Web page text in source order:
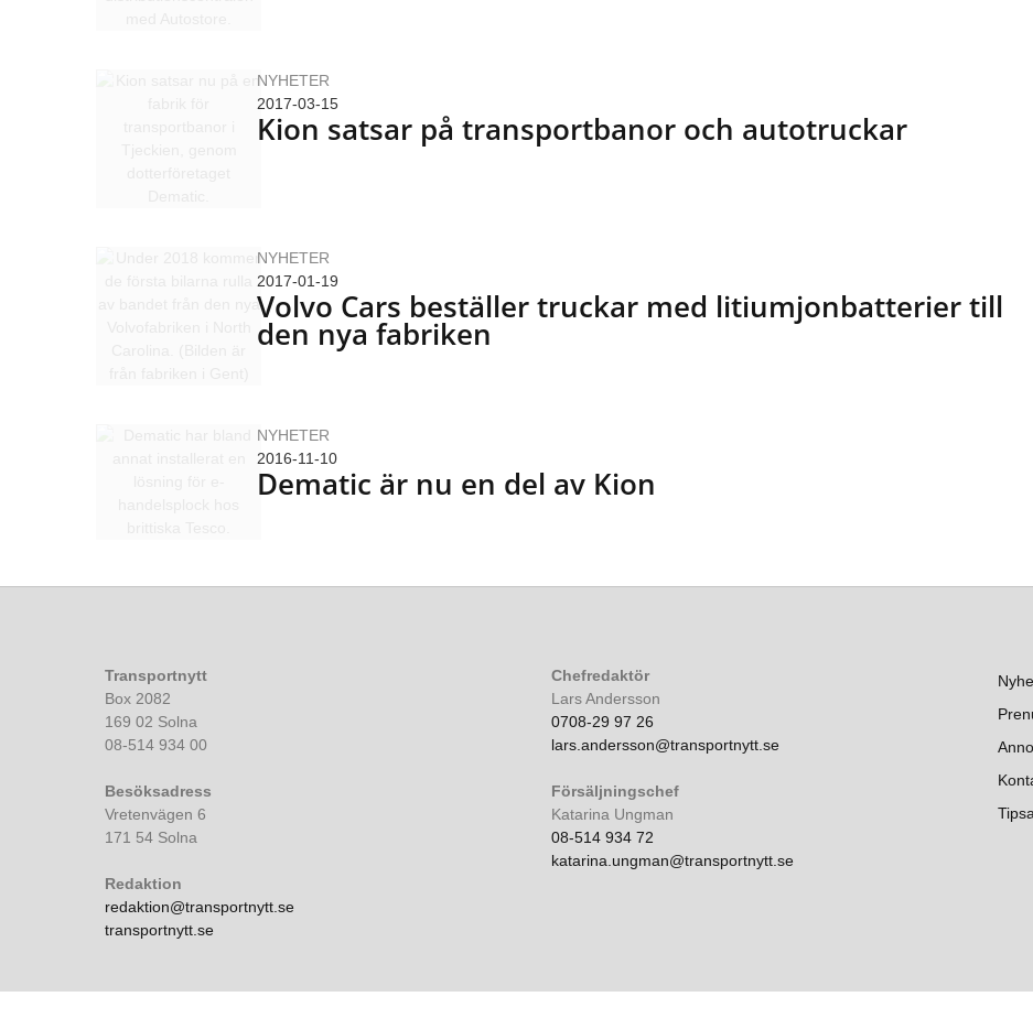
NYHETER
2017-03-15
Kion satsar på transportbanor och autotruckar
NYHETER
2017-01-19
Volvo Cars beställer truckar med litiumjonbatterier till
den nya fabriken
NYHETER
2016-11-10
Dematic är nu en del av Kion
Transportnytt
Box 2082
169 02 Solna
08-514 934 00
Besöksadress
Vretenvägen 6
171 54 Solna
Redaktion
redaktion@transportnytt.se
transportnytt.se
Chefredaktör
Lars Andersson
0708-29 97 26
lars.andersson@transportnytt.se
Försäljningschef
Katarina Ungman
08-514 934 72
katarina.ungman@transportnytt.se